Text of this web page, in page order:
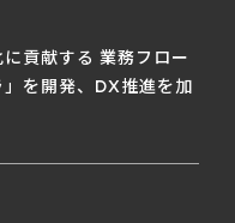
貢献する 業務フロー
を開発、DX推進を加